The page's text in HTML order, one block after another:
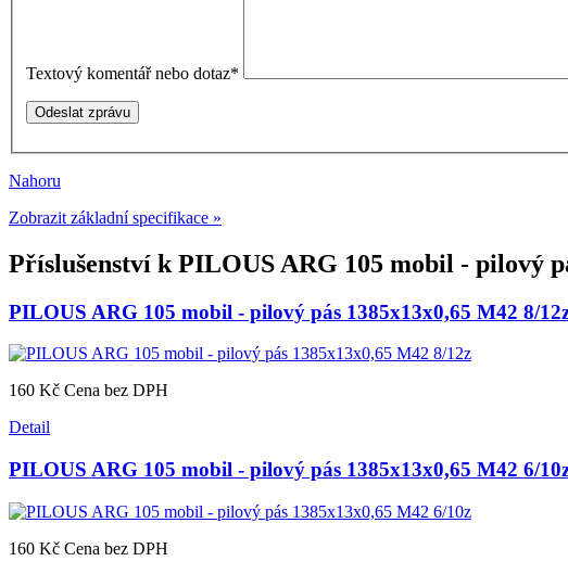
Textový komentář nebo dotaz*
Nahoru
Zobrazit základní specifikace »
Příslušenství k PILOUS ARG 105 mobil - pilový
PILOUS ARG 105 mobil - pilový pás 1385x13x0,65 M42 8/
160 Kč Cena bez DPH
Detail
PILOUS ARG 105 mobil - pilový pás 1385x13x0,65 M42 6/
160 Kč Cena bez DPH